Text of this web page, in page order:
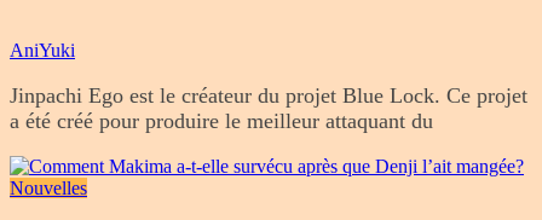
AniYuki
Jinpachi Ego est le créateur du projet Blue Lock. Ce projet
a été créé pour produire le meilleur attaquant du
Nouvelles